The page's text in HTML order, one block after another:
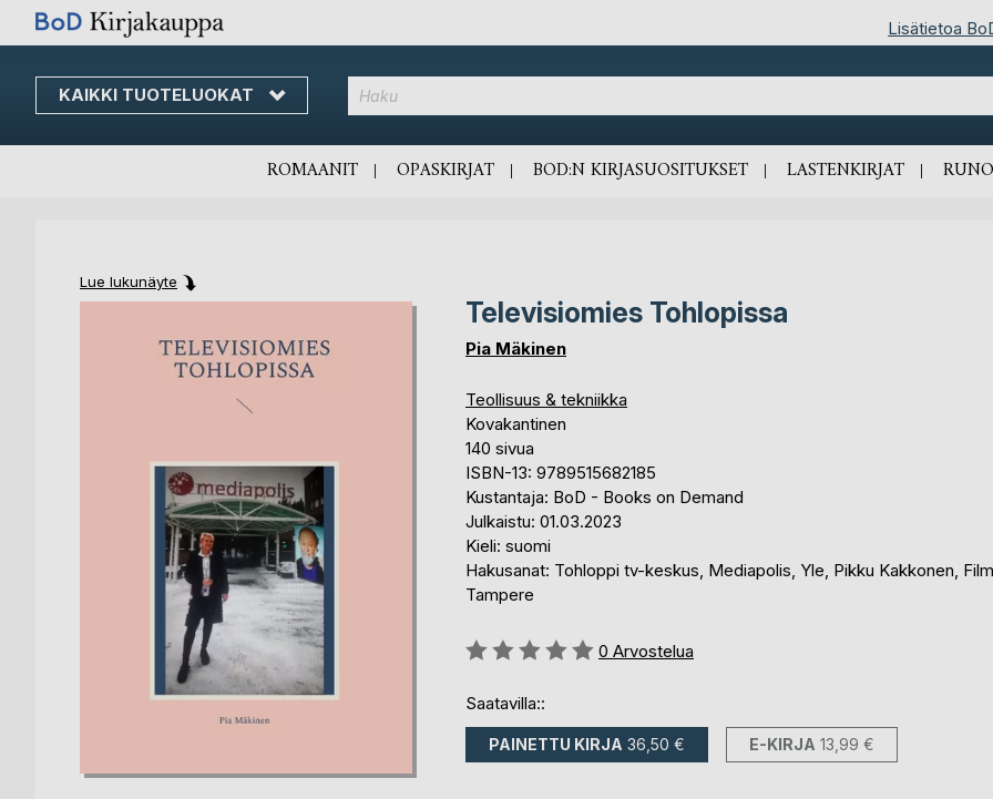
Lisätietoa
KAIKKI TUOTELUOKAT
Skip
Content
ROMAANIT OPASKIRJAT BOD:N KIRJASUOSITUKSET LASTENKIRJAT
Lue lukunäyte
Televisiomies Tohlopissa
Pia Mäkinen
Teollisuus & tekniikka
Kovakantinen
140 sivua
ISBN-13: 9789515682185
Kustantaja: BoD - Books on Demand
Julkaistu: 01.03.2023
Kieli: suomi
Hakusanat: Tohloppi tv-keskus, Mediapolis, Yle, Pikku Kakkonen, Film
Tampere
Arvostelu::
0 Arvostelua
Saatavilla::
PAINETTU KIRJA 36,50 € E-KIRJA 13,99 €